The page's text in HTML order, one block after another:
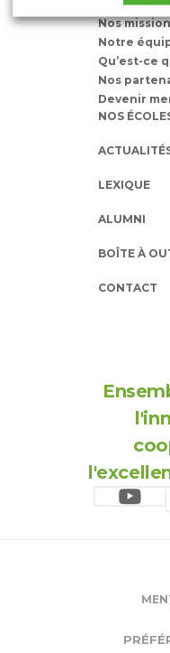
Nos
Notre
Qu’est-ce
Nos
Devenir
NOS
LEXIQUE
ALUMNI
BOÎTE À
CONTACT